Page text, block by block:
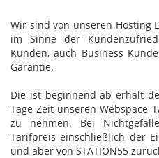
Wir sind von unseren Hosting
im Sinne der
Kunden, auch Business
Garantie.
Die ist beginnend ab erhalt
Tage Zeit unseren Webspace
zu nehmen. Bei
Tarifpreis einschließlich der
und aber von STATION55